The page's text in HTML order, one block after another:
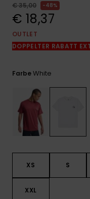
€ 35,00
48%
€ 18,37
OUTLET
DOPPELTER RABATT
FarbeWhite
XS S
XXL